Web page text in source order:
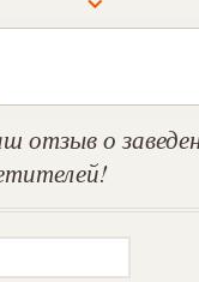
филе страуса премиум
предложения!
банкетов,
блюда по спецзаказу.
дополнительное
о